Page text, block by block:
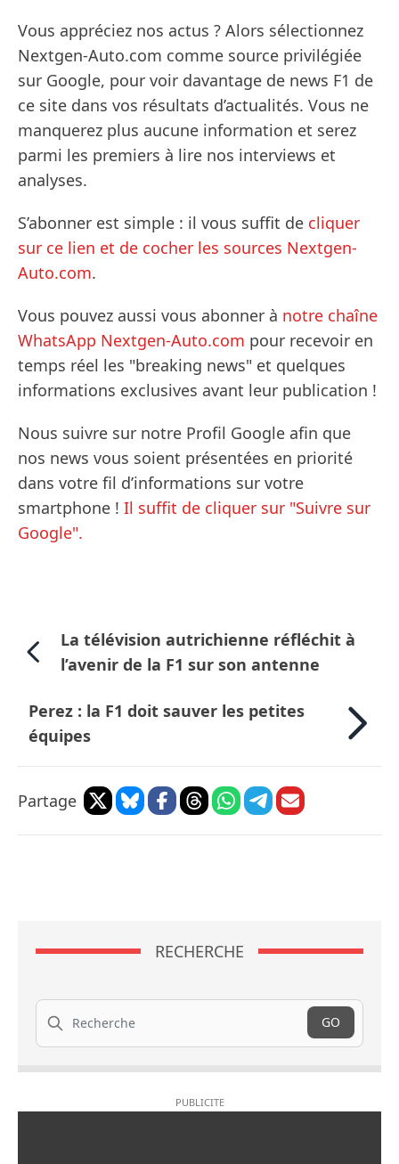
Vous appréciez nos actus ? Alors sélectionnez
Nextgen-Auto.com comme source privilégiée
sur Google, pour voir davantage de news F1 de
ce site dans vos résultats d’actualités. Vous ne
manquerez plus aucune information et serez
parmi les premiers à lire nos interviews et
analyses.
S’abonner est simple : il vous suffit de cliquer
sur ce lien et de cocher les sources Nextgen-
Auto.com.
Vous pouvez aussi vous abonner à notre chaîne
WhatsApp Nextgen-Auto.com pour recevoir en
temps réel les "breaking news" et quelques
informations exclusives avant leur publication !
Nous suivre sur notre Profil Google afin que
nos news vous soient présentées en priorité
dans votre fil d’informations sur votre
smartphone ! Il suffit de cliquer sur "Suivre sur
Google".
La télévision autrichienne réfléchit à
l’avenir de la F1 sur son antenne
Perez : la F1 doit sauver les petites
équipes
Partage
RECHERCHE
Recherche
GO